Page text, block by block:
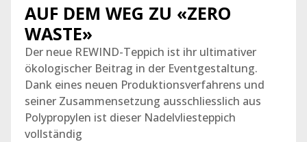
AUF DEM WEG ZU «ZERO
WASTE»
Der neue REWIND-Teppich ist ihr ultimativer
ökologischer Beitrag in der Eventgestaltung.
Dank eines neuen Produktionsverfahrens und
seiner Zusammensetzung ausschliesslich aus
Polypropylen ist dieser Nadelvliesteppich
vollständig